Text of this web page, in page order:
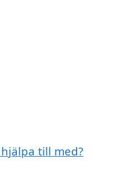
till med?